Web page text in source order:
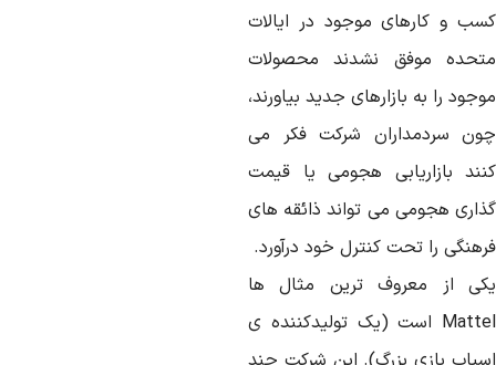
و کارهای موجود در ایالات
موفق نشدند محصولات
را به بازارهای جدید بیاورند،
سردمداران شرکت فکر می
بازاریابی هجومی یا قیمت
هجومی می تواند ذائقه های
را تحت کنترل خود درآورد.
از معروف ترین مثال ها
Mattel است (یک تولیدکننده ی